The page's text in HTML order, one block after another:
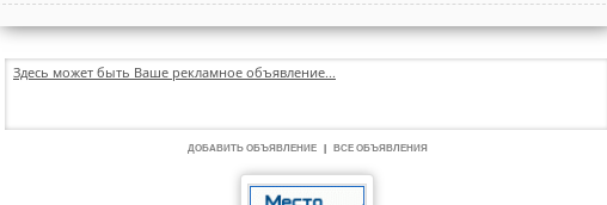
Здесь может быть Ваше рекламное объявление...
ДОБАВИТЬ ОБЪЯВЛЕНИЕ ВСЕ ОБЪЯВЛЕНИЯ